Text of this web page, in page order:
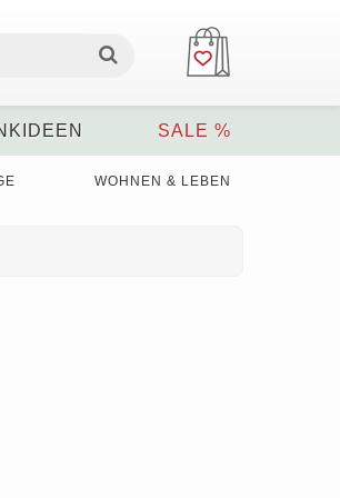
SALE %
WOHNEN & LEBEN